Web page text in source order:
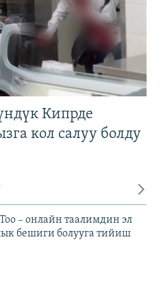
Кипрде
кол салуу болду
– онлайн таалимдин эл
бешиги болууга тийиш